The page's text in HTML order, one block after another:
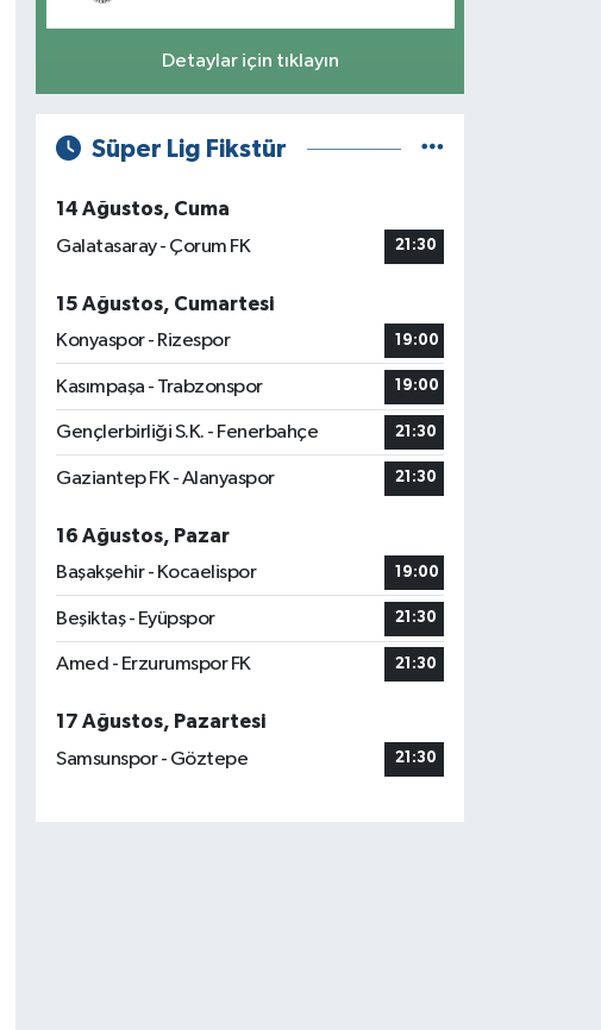
Detaylar için tıklayın
Süper Lig Fikstür
14 Ağustos, Cuma
Galatasaray - Çorum FK
21:30
15 Ağustos, Cumartesi
Konyaspor - Rizespor
19:00
Kasımpaşa - Trabzonspor 19:00
Gençlerbirliği S.K. - Fenerbahçe 21:30
Gaziantep FK - Alanyaspor 21:30
16 Ağustos, Pazar
Başakşehir - Kocaelispor
19:00
Beşiktaş - Eyüpspor 21:30
Amed - Erzurumspor FK 21:30
17 Ağustos, Pazartesi
Samsunspor - Göztepe
21:30